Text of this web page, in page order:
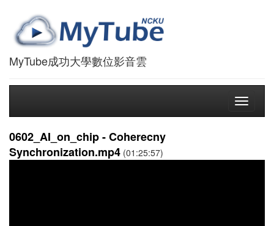
MyTube成功大學數位影音雲
Toggle
0602_AI_on_chip - Coherecny
Synchronization.mp4 (01:25:57)